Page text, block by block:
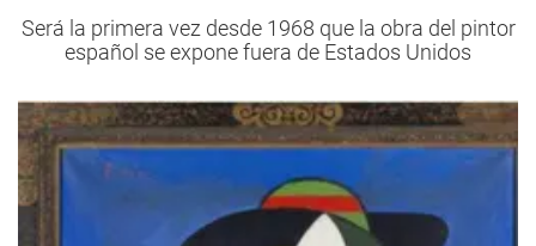
Será la primera vez desde 1968 que la obra del pintor
español se expone fuera de Estados Unidos